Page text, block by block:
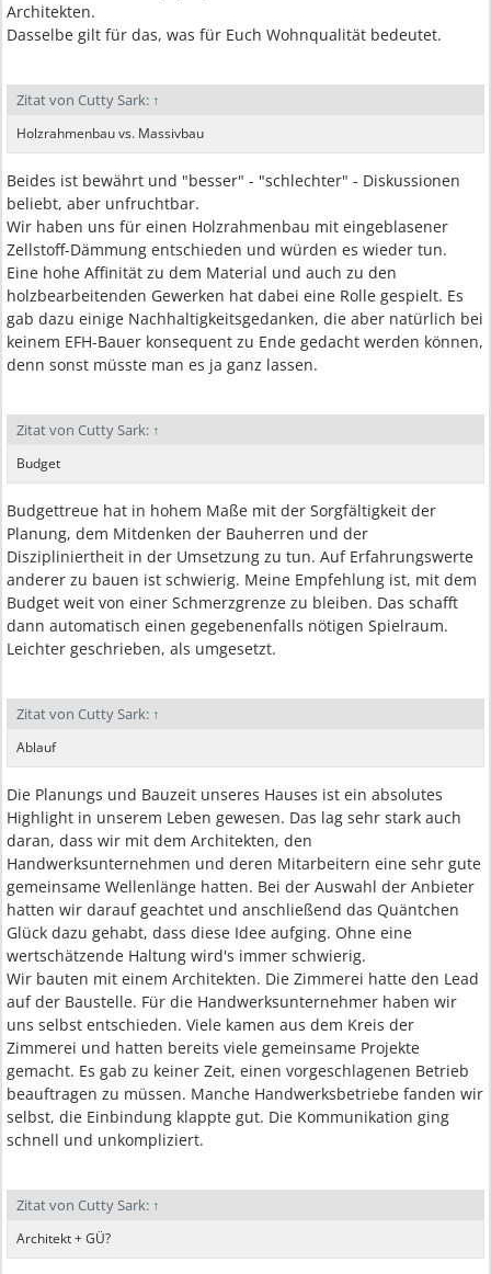
Architekten.
Dasselbe gilt für das, was für Euch Wohnqualität bedeutet.
Zitat von Cutty Sark: ↑
Holzrahmenbau vs. Massivbau
Beides ist bewährt und "besser" - "schlechter" - Diskussionen
beliebt, aber unfruchtbar.
Wir haben uns für einen Holzrahmenbau mit eingeblasener
Zellstoff-Dämmung entschieden und würden es wieder tun.
Eine hohe Affinität zu dem Material und auch zu den
holzbearbeitenden Gewerken hat dabei eine Rolle gespielt. Es
gab dazu einige Nachhaltigkeitsgedanken, die aber natürlich bei
keinem EFH-Bauer konsequent zu Ende gedacht werden können,
denn sonst müsste man es ja ganz lassen.
Zitat von Cutty Sark: ↑
Budget
Budgettreue hat in hohem Maße mit der Sorgfältigkeit der
Planung, dem Mitdenken der Bauherren und der
Diszipliniertheit in der Umsetzung zu tun. Auf Erfahrungswerte
anderer zu bauen ist schwierig. Meine Empfehlung ist, mit dem
Budget weit von einer Schmerzgrenze zu bleiben. Das schafft
dann automatisch einen gegebenenfalls nötigen Spielraum.
Leichter geschrieben, als umgesetzt.
Zitat von Cutty Sark: ↑
Ablauf
Die Planungs und Bauzeit unseres Hauses ist ein absolutes
Highlight in unserem Leben gewesen. Das lag sehr stark auch
daran, dass wir mit dem Architekten, den
Handwerksunternehmen und deren Mitarbeitern eine sehr gute
gemeinsame Wellenlänge hatten. Bei der Auswahl der Anbieter
hatten wir darauf geachtet und anschließend das Quäntchen
Glück dazu gehabt, dass diese Idee aufging. Ohne eine
wertschätzende Haltung wird's immer schwierig.
Wir bauten mit einem Architekten. Die Zimmerei hatte den Lead
auf der Baustelle. Für die Handwerksunternehmer haben wir
uns selbst entschieden. Viele kamen aus dem Kreis der
Zimmerei und hatten bereits viele gemeinsame Projekte
gemacht. Es gab zu keiner Zeit, einen vorgeschlagenen Betrieb
beauftragen zu müssen. Manche Handwerksbetriebe fanden wir
selbst, die Einbindung klappte gut. Die Kommunikation ging
schnell und unkompliziert.
Zitat von Cutty Sark: ↑
Architekt + GÜ?